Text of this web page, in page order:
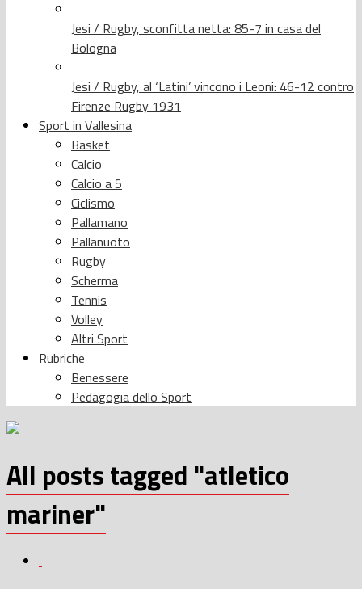
Jesi / Rugby, sconfitta netta: 85-7 in casa del
Bologna
Jesi / Rugby, al ‘Latini’ vincono i Leoni: 46-12 contro
Firenze Rugby 1931
Sport in Vallesina
Basket
Calcio
Calcio a 5
Ciclismo
Pallamano
Pallanuoto
Rugby
Scherma
Tennis
Volley
Altri Sport
Rubriche
Benessere
Pedagogia dello Sport
All posts tagged "atletico
mariner"